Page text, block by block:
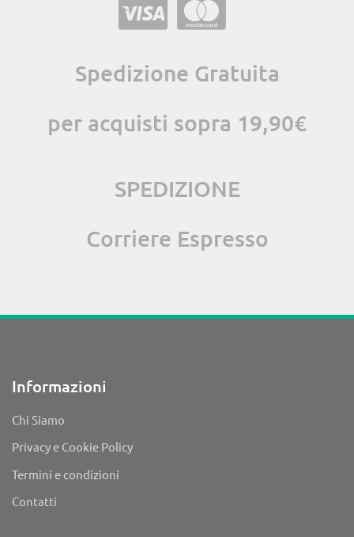
Spedizione Gratuita
per acquisti sopra 19,90€
SPEDIZIONE
Corriere Espresso
Informazioni
Chi Siamo
Privacy e Cookie Policy
Termini e condizioni
Contatti